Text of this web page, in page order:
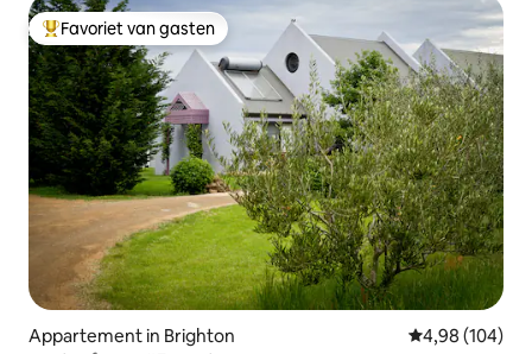
Topfavoriet van gasten
Favoriet van gasten
Appartement in Brighton Gemiddelde
4,98 (104)